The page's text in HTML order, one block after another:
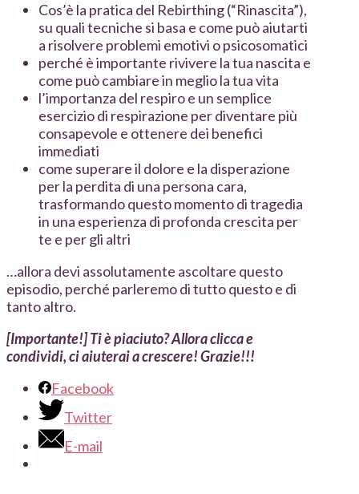
Cos’è la pratica del Rebirthing (“Rinascita”),
su quali tecniche si basa e come può aiutarti
a risolvere problemi emotivi o psicosomatici
perché è importante rivivere la tua nascita e
come può cambiare in meglio la tua vita
l’importanza del respiro e un semplice
esercizio di respirazione per diventare più
consapevole e ottenere dei benefici
immediati
come superare il dolore e la disperazione
per la perdita di una persona cara,
trasformando questo momento di tragedia
in una esperienza di profonda crescita per
te e per gli altri
…allora devi assolutamente ascoltare questo
episodio, perché parleremo di tutto questo e di
tanto altro.
[Importante!] Ti è piaciuto? Allora clicca e
condividi, ci aiuterai a crescere! Grazie!!!
Facebook
Twitter
E-mail